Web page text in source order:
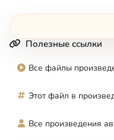
Полезные ссылки
Все файлы
Этот файл в
Все произведения